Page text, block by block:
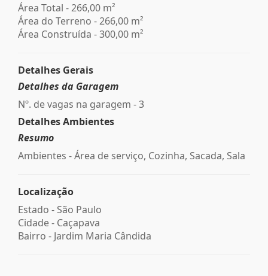
Área Total - 266,00 m²
Área do Terreno - 266,00 m²
Área Construída - 300,00 m²
Detalhes Gerais
Detalhes da Garagem
Nº. de vagas na garagem - 3
Detalhes Ambientes
Resumo
Ambientes - Área de serviço, Cozinha, Sacada, Sala
Localização
Estado - São Paulo
Cidade - Caçapava
Bairro - Jardim Maria Cândida